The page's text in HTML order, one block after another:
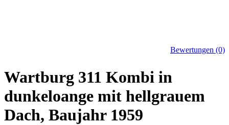
Bewertungen (0)
Wartburg 311 Kombi in
dunkeloange mit hellgrauem
Dach, Baujahr 1959